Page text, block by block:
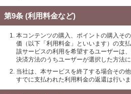
第9条 (利用料金など)
本コンテンツの購入、ポイントの購入そ
価（以下「利用料金」といいます）の支
該サービスの利用を希望するユーザーは
決済方法のうちユーザーが選択した方法に
当社は、本サービスを終了する場合その
すでに支払われた利用料金の返還は行いま